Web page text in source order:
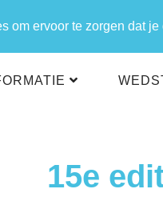
om ervoor te zorgen dat
15e